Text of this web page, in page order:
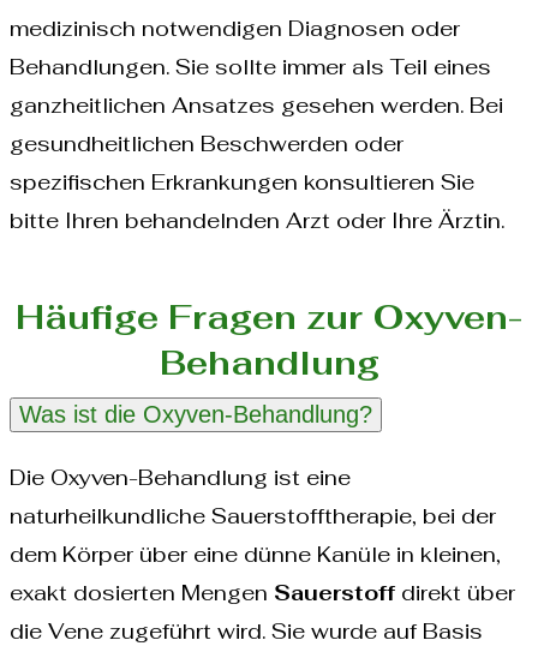
medizinisch notwendigen Diagnosen oder
Behandlungen. Sie sollte immer als Teil eines
ganzheitlichen Ansatzes gesehen werden. Bei
gesundheitlichen Beschwerden oder
spezifischen Erkrankungen konsultieren Sie
bitte Ihren behandelnden Arzt oder Ihre Ärztin.
Häufige Fragen zur Oxyven-
Behandlung
Was ist die Oxyven-Behandlung?
Die Oxyven-Behandlung ist eine
naturheilkundliche Sauerstofftherapie, bei der
dem Körper über eine dünne Kanüle in kleinen,
exakt dosierten Mengen Sauerstoff direkt über
die Vene zugeführt wird. Sie wurde auf Basis